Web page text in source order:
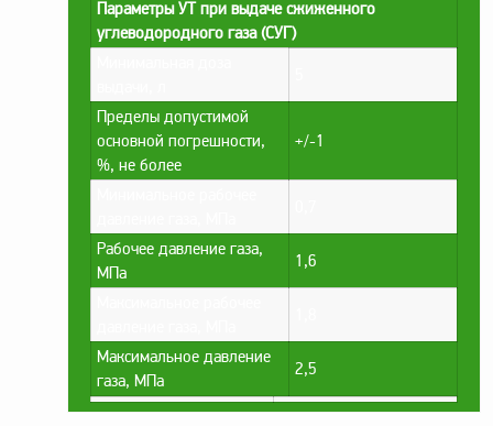
самовывоз
Гарантия
Параметры УТ при выдаче сжиженного
углеводородного газа (СУГ)
Пределы допустимой
основной погрешности,
%, не более
+/-1
Рабочее давление газа,
МПа
1,6
Максимальное давление
газа, МПа
2,5